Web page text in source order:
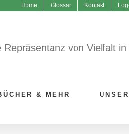
Home Glossar Kontakt
Repräsentanz von Vielfalt
& MEHR